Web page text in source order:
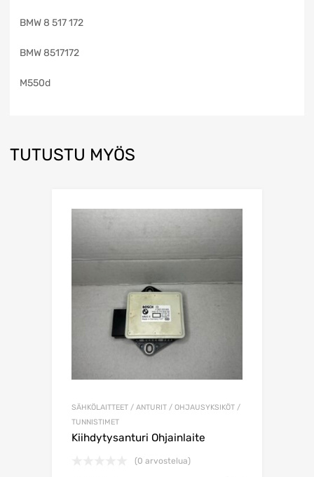
BMW 8 517 172
BMW 8517172
M550d
TUTUSTU MYÖS
SÄHKÖLAITTEET / ANTURIT / OHJAUSYKSIKÖT /
TUNNISTIMET
Kiihdytysanturi Ohjainlaite
(0 arvostelua)